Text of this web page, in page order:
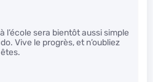
l’école sera bientôt aussi simple
Vive le progrès, et n’oubliez